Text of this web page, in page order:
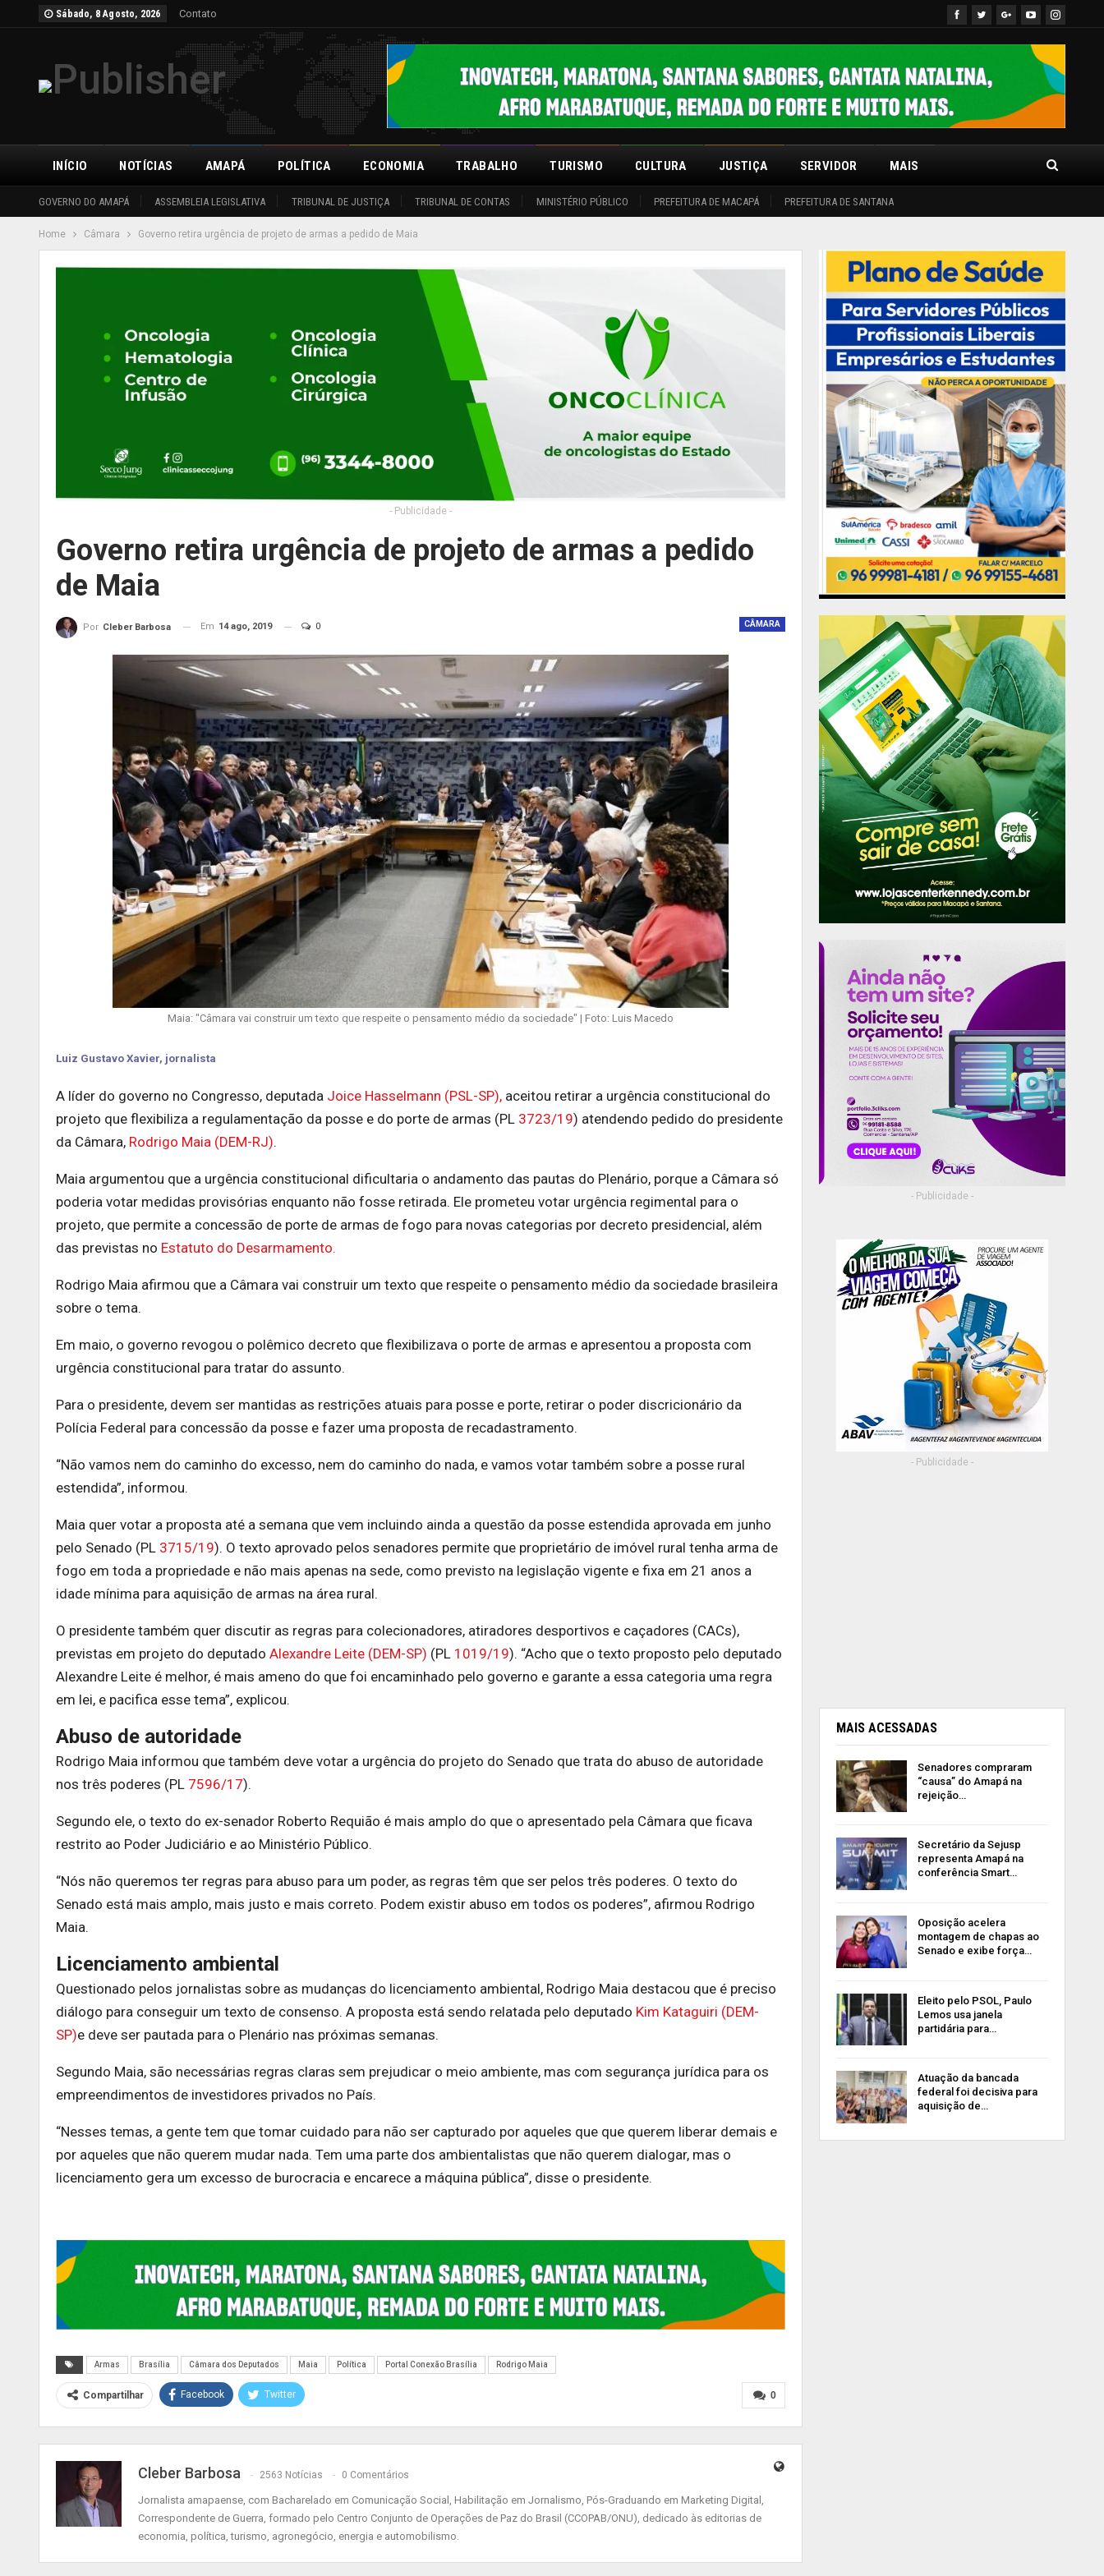
Sábado, 8 Agosto, 2026 Contato
INÍCIO
GOVERNO DO AMAPÁ ASSEMBLEIA LEGISLATIVA TRIBUNAL DE JUSTIÇA TRIBUNAL DE CONTAS MINISTÉRIO PÚBLICO PREFEITURA DE MACAPÁ PREFEITURA DE SANTANA
NOTÍCIAS AMAPÁ POLÍTICA ECONOMIA TRABALHO TURISMO CULTURA JUSTIÇA SERVIDOR MAIS
Home Câmara Governo retira urgência de projeto de armas a pedido de Maia
- Publicidade -
Governo retira urgência de projeto de armas a pedido
de Maia
CÂMARA
Por Cleber Barbosa Em 14 ago, 2019 0
Maia: "Câmara vai construir um texto que respeite o pensamento médio da sociedade" | Foto: Luis Macedo
Luiz Gustavo Xavier, jornalista
A líder do governo no Congresso, deputada Joice Hasselmann (PSL-SP), aceitou retirar a urgência constitucional do
projeto que flexibiliza a regulamentação da posse e do porte de armas (PL 3723/19) atendendo pedido do presidente
da Câmara, Rodrigo Maia (DEM-RJ).
Maia argumentou que a urgência constitucional dificultaria o andamento das pautas do Plenário, porque a Câmara só
poderia votar medidas provisórias enquanto não fosse retirada. Ele prometeu votar urgência regimental para o
projeto, que permite a concessão de porte de armas de fogo para novas categorias por decreto presidencial, além
das previstas no Estatuto do Desarmamento.
Rodrigo Maia afirmou que a Câmara vai construir um texto que respeite o pensamento médio da sociedade brasileira
sobre o tema.
Em maio, o governo revogou o polêmico decreto que flexibilizava o porte de armas e apresentou a proposta com
urgência constitucional para tratar do assunto.
Para o presidente, devem ser mantidas as restrições atuais para posse e porte, retirar o poder discricionário da
Polícia Federal para concessão da posse e fazer uma proposta de recadastramento.
“Não vamos nem do caminho do excesso, nem do caminho do nada, e vamos votar também sobre a posse rural
estendida”, informou.
Maia quer votar a proposta até a semana que vem incluindo ainda a questão da posse estendida aprovada em junho
pelo Senado (PL 3715/19). O texto aprovado pelos senadores permite que proprietário de imóvel rural tenha arma de
fogo em toda a propriedade e não mais apenas na sede, como previsto na legislação vigente e fixa em 21 anos a
idade mínima para aquisição de armas na área rural.
O presidente também quer discutir as regras para colecionadores, atiradores desportivos e caçadores (CACs),
previstas em projeto do deputado Alexandre Leite (DEM-SP) (PL 1019/19). “Acho que o texto proposto pelo deputado
Alexandre Leite é melhor, é mais ameno do que foi encaminhado pelo governo e garante a essa categoria uma regra
em lei, e pacifica esse tema”, explicou.
Abuso de autoridade
Rodrigo Maia informou que também deve votar a urgência do projeto do Senado que trata do abuso de autoridade
nos três poderes (PL 7596/17).
Segundo ele, o texto do ex-senador Roberto Requião é mais amplo do que o apresentado pela Câmara que ficava
restrito ao Poder Judiciário e ao Ministério Público.
“Nós não queremos ter regras para abuso para um poder, as regras têm que ser pelos três poderes. O texto do
Senado está mais amplo, mais justo e mais correto. Podem existir abuso em todos os poderes”, afirmou Rodrigo
Maia.
Licenciamento ambiental
Questionado pelos jornalistas sobre as mudanças do licenciamento ambiental, Rodrigo Maia destacou que é preciso
diálogo para conseguir um texto de consenso. A proposta está sendo relatada pelo deputado Kim Kataguiri (DEM-
SP)e deve ser pautada para o Plenário nas próximas semanas.
Segundo Maia, são necessárias regras claras sem prejudicar o meio ambiente, mas com segurança jurídica para os
empreendimentos de investidores privados no País.
“Nesses temas, a gente tem que tomar cuidado para não ser capturado por aqueles que que querem liberar demais e
por aqueles que não querem mudar nada. Tem uma parte dos ambientalistas que não querem dialogar, mas o
licenciamento gera um excesso de burocracia e encarece a máquina pública”, disse o presidente.
Armas Brasília Câmara dos Deputados Maia Política Portal Conexão Brasília Rodrigo Maia
0
Compartilhar Facebook Twitter
Cleber Barbosa 2563 Notícias 0 Comentários
Jornalista amapaense, com Bacharelado em Comunicação Social, Habilitação em Jornalismo, Pós-Graduando em Marketing Digital,
Correspondente de Guerra, formado pelo Centro Conjunto de Operações de Paz do Brasil (CCOPAB/ONU), dedicado às editorias de
economia, política, turismo, agronegócio, energia e automobilismo.
- Publicidade -
- Publicidade -
MAIS ACESSADAS
Senadores compraram
“causa” do Amapá na
rejeição…
Secretário da Sejusp
representa Amapá na
conferência Smart…
Oposição acelera
montagem de chapas ao
Senado e exibe força…
Eleito pelo PSOL, Paulo
Lemos usa janela
partidária para…
Atuação da bancada
federal foi decisiva para
aquisição de…